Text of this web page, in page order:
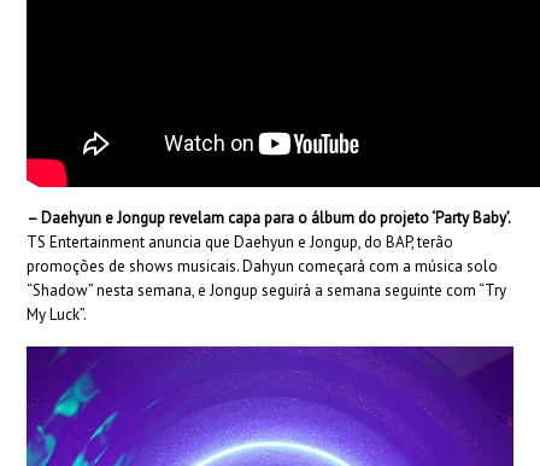
– Daehyun e Jongup revelam capa para o álbum do projeto ‘Party Baby’.
TS Entertainment anuncia que Daehyun e Jongup, do BAP, terão
promoções de shows musicais. Dahyun começará com a música solo
“Shadow” nesta semana, e Jongup seguirá a semana seguinte com “Try
My Luck”.